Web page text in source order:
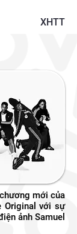
XHTT
mới của
Original với sự
ảnh Samuel